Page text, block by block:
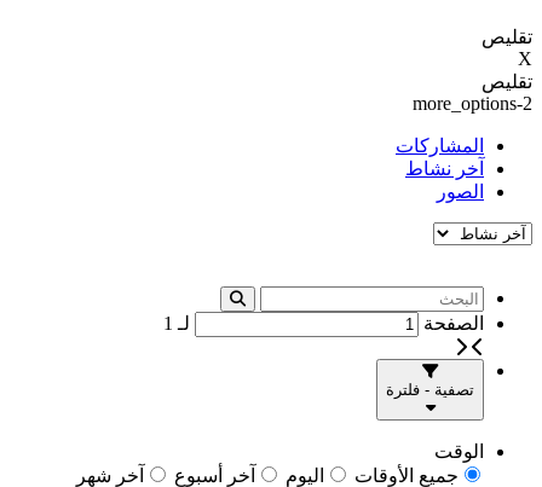
تقليص
X
تقليص
more_options-2
المشاركات
آخر نشاط
الصور
الصفحة لـ 1
تصفية - فلترة
الوقت
جميع الأوقات
اليوم آخر أسبوع آخر شهر